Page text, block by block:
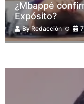
¿Mbappé
Expósito?
ByRedacción